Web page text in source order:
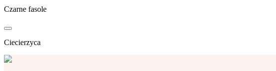
Czarne fasole
Ciecierzyca